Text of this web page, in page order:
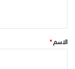
*الاسم*